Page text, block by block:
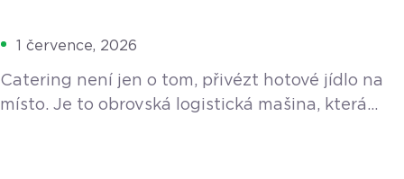
1 července, 2026
Catering není jen o tom, přivézt hotové jídlo na
místo. Je to obrovská logistická mašina, která